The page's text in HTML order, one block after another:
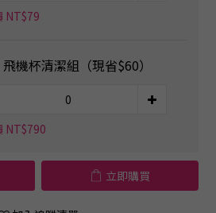
NT$79
機杯清潔組（現省$60）
NT$790
立即購買